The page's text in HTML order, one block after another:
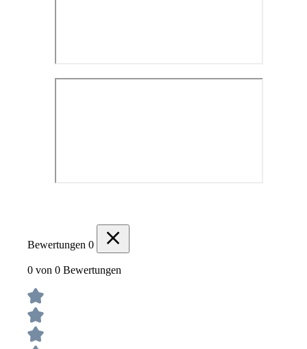
Bewertungen 0
0 von 0 Bewertungen